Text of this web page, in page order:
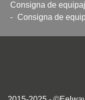
Consigna de
-
Consigna de